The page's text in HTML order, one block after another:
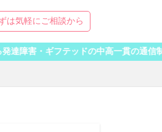
は気軽にご相談から
・ギフテッドの中高一貫の通信制オン